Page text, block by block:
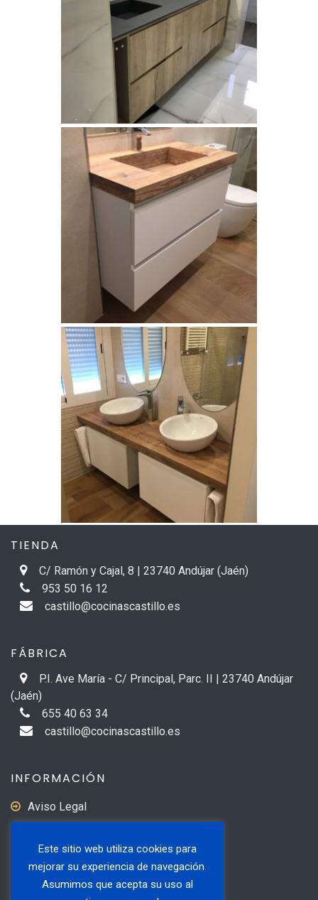
TIENDA
C/ Ramón y Cajal, 8 | 23740 Andújar (Jaén)
953 50 16 12
castillo@cocinascastillo.es
FÁBRICA
P.I. Ave María - C/ Principal, Parc. II | 23740 Andújar
(Jaén)
655 40 63 34
castillo@cocinascastillo.es
INFORMACIÓN
Aviso Legal
Política de Cookies
Formas de Pago
Este sitio web utiliza cookies para
mejorar su experiencia de navegación.
Asumimos que acepta su uso al